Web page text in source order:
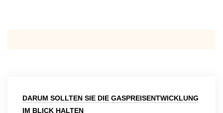
DARUM SOLLTEN SIE DIE GASPREISENTWICKLUNG
IM BLICK HALTEN